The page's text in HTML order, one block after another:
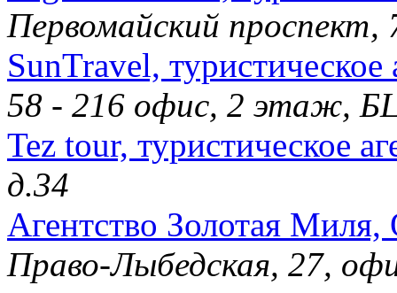
Первомайский
SunTravel, туристическое
58 - 216 офис, 2 этаж,
Tez tour, туристическое
д.34
Агентство Золотая
Право-Лыбедская, 27,